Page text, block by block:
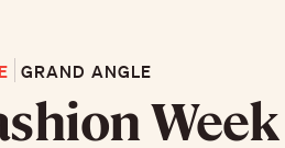
GRAND ANGLE